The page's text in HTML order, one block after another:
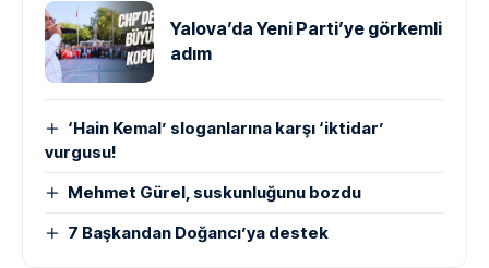
Yalova’da Yeni Parti’ye görkemli
adım
‘Hain Kemal’ sloganlarına karşı ‘iktidar’
vurgusu!
Mehmet Gürel, suskunluğunu bozdu
7 Başkandan Doğancı’ya destek